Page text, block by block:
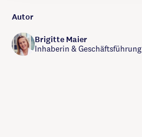
Autor
Brigitte Maier
Inhaberin & Geschäftsführung